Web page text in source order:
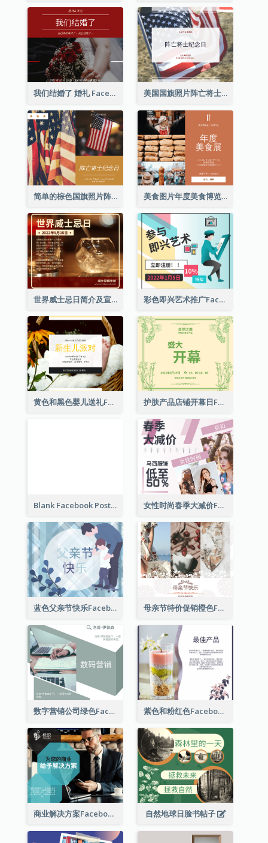
我们结婚了 婚礼 Facebook 帖子 美国国旗照片阵亡将士纪念日庆祝活动Facebook帖子
简单的棕色国旗照片阵亡将士纪念日Facebook帖子 美食图片年度美食博览会邀请函Facebook帖子
世界威士忌日简介及宣传用Facebook帖子 彩色即兴艺术推广Facebook帖子
黄色和黑色婴儿送礼Facebook帖子 护肤产品店铺开幕日Facebook帖子
Blank Facebook Post 女性时尚春季大减价Facebook帖子
蓝色父亲节快乐Facebook帖子 母亲节特价促销橙色Facebook帖子
数字营销公司绿色Facebook帖子 紫色和粉红色Facebook帖子
商业解决方案Facebook帖子 自然地球日脸书帖子